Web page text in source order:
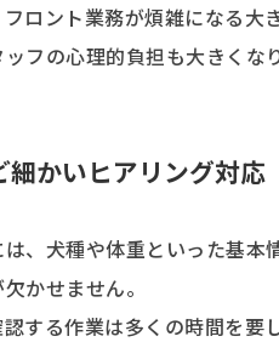
ロント業務が煩雑になる大
フの心理的負担も大きくなり
かいヒアリング対応
、犬種や体重といった基
かせません。
する作業は多くの時間を要し